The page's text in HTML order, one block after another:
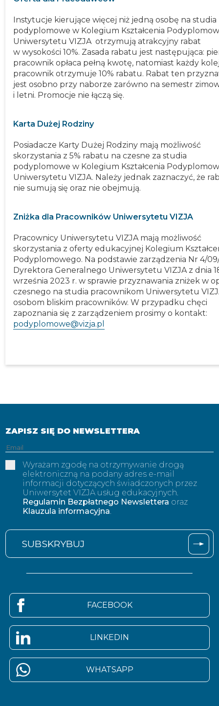
Instytucje kierujące więcej niż jedną osobę na studia
podyplomowe w Kolegium Kształcenia
Uniwersytetu VIZJA otrzymują atrakcyjny rabat
w wysokości 10%. Zasada rabatu jest następująca:
pracownik opłaca pełną kwotę, natomiast każdy
pracownik otrzymuje 10% rabatu. Rabat ten
jest osobno przy naborze zarówno na semestr
i letni. Promocje nie łączą się.
Karta Dużej Rodziny
Posiadacze Karty Dużej Rodziny mają możliwość
skorzystania z 5% rabatu na czesne za studia
podyplomowe w Kolegium Kształcenia
Uniwersytetu VIZJA. Należy jednak zaznaczyć, że
nie sumują się oraz nie obejmują.
Zniżka dla Pracowników Uniwersytetu VIZJA
Pracownicy Uniwersytetu VIZJA mają możliwość
skorzystania z oferty edukacyjnej Kolegium
Podyplomowego. Na podstawie zarządzenia Nr 4/
Dyrektora Generalnego Uniwersytetu VIZJA z dnia
września 2023 r. w sprawie przyznawania zniżek w
czesnego na studia pracownikom Uniwersytetu
osobom bliskim pracowników. W przypadku chęci
zapoznania się z zarządzeniem prosimy o kontakt:
podyplomowe@vizja.pl
ZAPISZ SIĘ DO NEWSLETTERA
Adres
email
Wyrażam zgodę na otrzymywanie drogą
elektroniczną na podany adres e-mail
informacji dotyczących świadczonych przez
Uniwersytet VIZJA usług edukacyjnych.
Regulamin Bezpłatnego Newslettera oraz
Klauzula informacyjna
FACEBOOK
LINKEDIN
WHATSAPP